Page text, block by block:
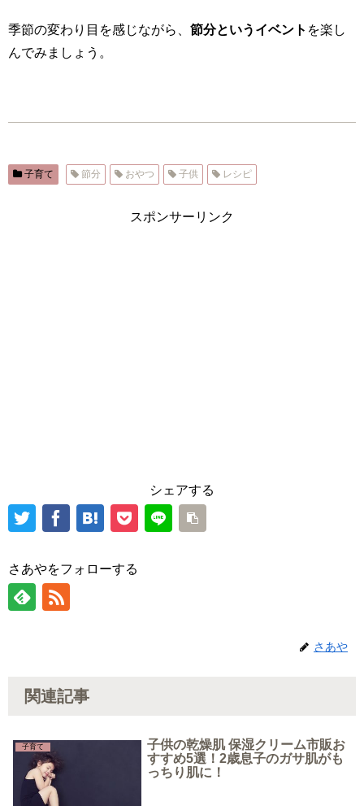
季節の変わり目を感じながら、 節分というイベント を楽し
んでみましょう。
子育て 節分 おやつ 子供 レシピ
スポンサーリンク
シェアする
さあやをフォローする
さあや
関連記事
子育て
子供の乾燥肌 保湿クリーム市販お
すすめ5選！2歳息子のガサ肌がも
っちり肌に！